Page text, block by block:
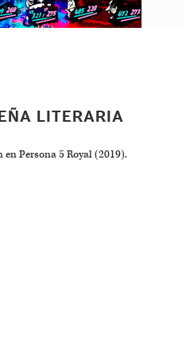
LITERARIA
en Persona 5 Royal (2019).